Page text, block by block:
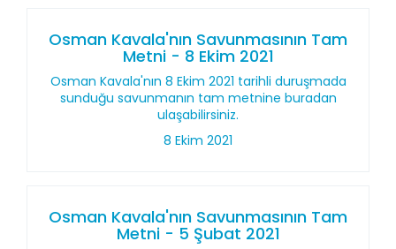
Osman Kavala'nın Savunmasının Tam
Metni - 8 Ekim 2021
Osman Kavala'nın 8 Ekim 2021 tarihli duruşmada
sunduğu savunmanın tam metnine buradan
ulaşabilirsiniz.
8 Ekim 2021
Osman Kavala'nın Savunmasının Tam
Metni - 5 Şubat 2021